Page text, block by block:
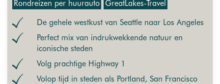
Rondreizen per huurauto GreatLakes-Travel
De gehele westkust van Seattle naar Los Angeles
Perfect mix van indrukwekkende natuur en
iconische steden
Volg prachtige Highway 1
Volop tijd in steden als Portland, San Francisco